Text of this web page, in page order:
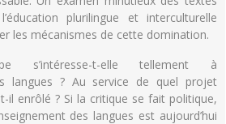
plurilingue et interculturelle
les mécanismes de cette domination.
s’intéresse-t-elle tellement à
langues ? Au service de quel projet
il enrôlé ? Si la critique se fait politique,
des langues est aujourd’hui